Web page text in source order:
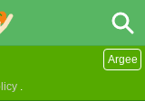
.
Argee